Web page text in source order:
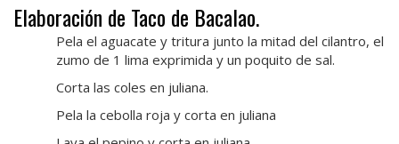
Elaboración de Taco de Bacalao.
Pela el aguacate y tritura junto la mitad del cilantro, el
zumo de 1 lima exprimida y un poquito de sal.
Corta las coles en juliana.
Pela la cebolla roja y corta en juliana